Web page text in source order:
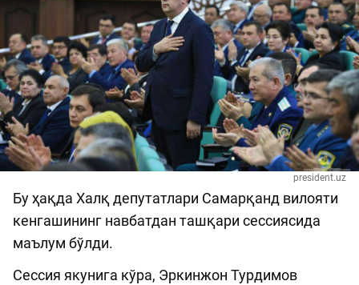
president.uz
Бу ҳақда Халқ депутатлари Самарқанд вилояти
кенгашининг навбатдан ташқари сессиясида
маълум бўлди.
Сессия якунига кўра, Эркинжон Турдимов